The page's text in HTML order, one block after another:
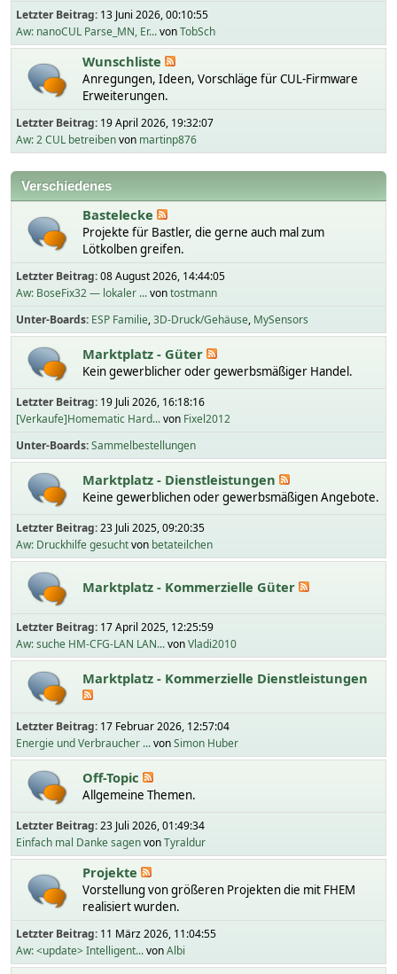
Letzter Beitrag: 13 Juni 2026, 00:10:55
Aw: nanoCUL Parse_MN, Er...vonTobSch
Wunschliste
Anregungen, Ideen, Vorschläge für CUL-Firmware
Erweiterungen.
Letzter Beitrag: 19 April 2026, 19:32:07
Aw: 2 CUL betreibenvon martinp876
Verschiedenes
Bastelecke
Projekte für Bastler, die gerne auch mal zum
Lötkolben greifen.
Letzter Beitrag:08 August 2026, 14:44:05
Aw: BoseFix32 — lokaler ...vontostmann
Unter-Boards ESP Familie 3D-Druck/Gehäuse MySensors
Marktplatz - Güter
Kein gewerblicher oder gewerbsmäßiger Handel.
Letzter Beitrag: 19 Juli 2026, 16:18:16
[Verkaufe]Homematic Hard...von Fixel2012
Unter-Boards Sammelbestellungen
Marktplatz - Dienstleistungen
Keine gewerblichen oder gewerbsmäßigen Angebote.
Letzter Beitrag:23 Juli 2025, 09:20:35
Aw: Druckhilfe gesuchtvon betateilchen
Marktplatz - Kommerzielle Güter
Letzter Beitrag: 17 April 2025, 12:25:59
Aw: suche HM-CFG-LAN LAN...vonVladi2010
Marktplatz - Kommerzielle Dienstleistungen
Letzter Beitrag: 17 Februar 2026, 12:57:04
Energie und Verbraucher ...vonSimon Huber
Off-Topic
Allgemeine Themen.
Letzter Beitrag:23 Juli 2026, 01:49:34
Einfach mal Danke sagenvonTyraldur
Projekte
Vorstellung von größeren Projekten die mit FHEM
realisiert wurden.
Letzter Beitrag: 11 März 2026, 11:04:55
Aw: <update> Intelligent...vonAlbi